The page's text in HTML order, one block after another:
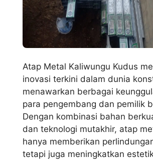
Atap Metal Kaliwungu Kudus
inovasi terkini dalam dunia
menawarkan berbagai
para pengembang dan pemilik
Dengan kombinasi bahan
dan teknologi mutakhir, atap
hanya memberikan
tetapi juga meningkatkan